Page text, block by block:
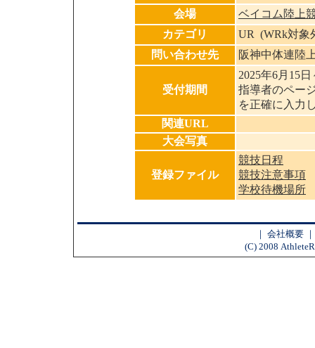
会場
ベイコム陸上
カテゴリ
UR (WRk対象
問い合わせ先
阪神中体連陸
受付期間
2025年6月15日
指導者のペー
を正確に入力
関連URL
大会写真
登録ファイル
競技日程
競技注意事項
学校待機場所
｜ 会社概要
(C) 2008